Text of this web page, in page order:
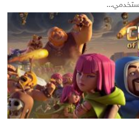
مستخدمي...